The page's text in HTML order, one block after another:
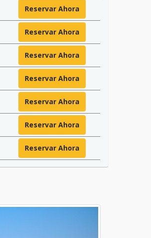
Reservar Ahora
Reservar Ahora
Reservar Ahora
Reservar Ahora
Reservar Ahora
Reservar Ahora
Reservar Ahora